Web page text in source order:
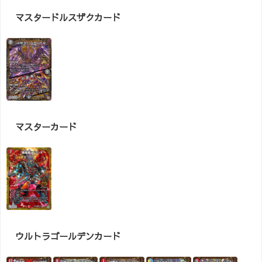
マスタードルスザクカード
マスターカード
ウルトラゴールデンカード